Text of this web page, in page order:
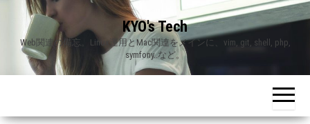
content
KYO's Tech
Web関連の備忘。Linux運用とMac関連をメインに、vim, git, shell, php,
symfony..など。